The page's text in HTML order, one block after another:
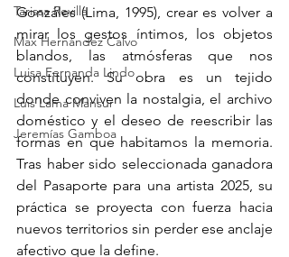
Tarissa Revilla
Max Hernández Calvo
Luisa Fernanda Lindo
Luis Lama Mansur
Jeremías Gamboa
Gonzáles (Lima, 1995), crear es volver a
mirar los gestos íntimos, los objetos
blandos, las atmósferas que nos
constituyen. Su obra es un tejido
donde conviven la nostalgia, el archivo
doméstico y el deseo de reescribir las
formas en que habitamos la memoria.
Tras haber sido seleccionada ganadora
del Pasaporte para una artista 2025, su
práctica se proyecta con fuerza hacia
nuevos territorios sin perder ese anclaje
afectivo que la define.